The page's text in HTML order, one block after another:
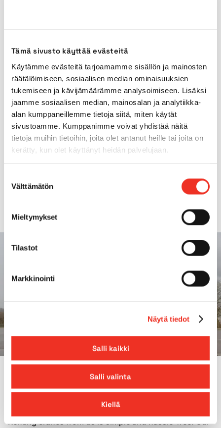
Tämä sivusto käyttää evästeitä
Käytämme evästeitä tarjoamamme sisällön ja mainosten
räätälöimiseen, sosiaalisen median ominaisuuksien
tukemiseen ja kävijämäärämme analysoimiseen. Lisäksi
jaamme sosiaalisen median, mainosalan ja analytiikka-
alan kumppaneillemme tietoja siitä, miten käytät
sivustoamme. Kumppanimme voivat yhdistää näitä
tietoja muihin tietoihin, joita olet antanut heille tai joita on
kerätty, kun olet käyttänyt heidän palvelujaan.
valinta
Välttämätön
Mieltymykset
Tilastot
Markkinointi
Näytä tiedot
Salli kaikki
Salli valinta
Kiellä
Lattice jib 19,00m
Support area 6,41 x 5,05m
Total counterweight 47t
Transport length 13,14m
Transport width
Crane rental from Pekkaniska
Renting cranes from us is simple and hassle-free. Our